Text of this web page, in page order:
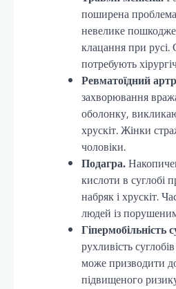
поширена
невелике
клацання при русі.
потребують
Ревматоїдний
захворювання
оболонку,
хрускіт. Жінки
чоловіки.
Подагра.
кислоти в суглобі
набряк і хрускіт.
людей із
Гіпермобільність
рухливість
може призводити
підвищеного